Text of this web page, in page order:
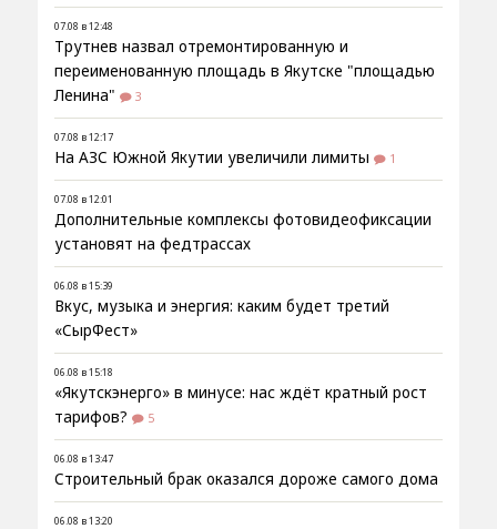
07.08 в 12:48
Трутнев назвал отремонтированную и
переименованную площадь в Якутске "площадью
Ленина"
3
07.08 в 12:17
На АЗС Южной Якутии увеличили лимиты 1
07.08 в 12:01
Дополнительные комплексы фотовидеофиксации
установят на федтрассах
06.08 в 15:39
Вкус, музыка и энергия: каким будет третий
«СырФест»
06.08 в 15:18
«Якутскэнерго» в минусе: нас ждёт кратный рост
тарифов?
5
06.08 в 13:47
Строительный брак оказался дороже самого дома
06.08 в 13:20